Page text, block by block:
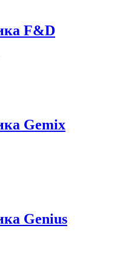
F&D
Gemix
Genius